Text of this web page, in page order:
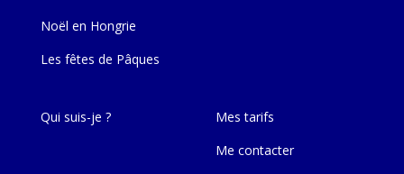
Noël en Hongrie
Les fêtes de Pâques
Qui suis-je ?
Mes tarifs
Me contacter